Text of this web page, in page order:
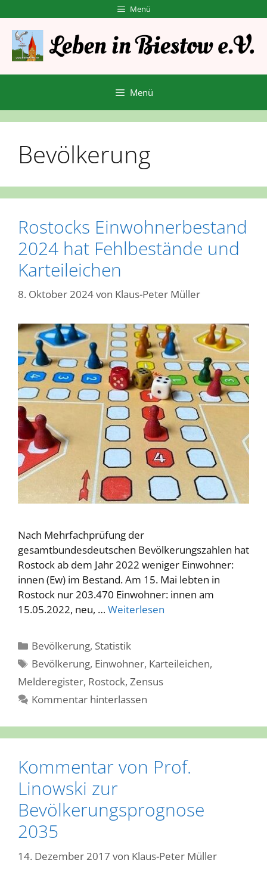
Inhalt
springen
Menü
Menü
Bevölkerung
Rostocks Einwohnerbestand
2024 hat Fehlbestände und
Karteileichen
8. Oktober 2024von Klaus-Peter Müller
Nach Mehrfachprüfung der
gesamtbundesdeutschen Bevölkerungszahlen hat
Rostock ab dem Jahr 2022 weniger Einwohner:
innen (Ew) im Bestand. Am 15. Mai lebten in
Rostock nur 203.470 Einwohner: innen am
15.05.2022, neu, … Weiterlesen
Kategorien
Bevölkerung, Statistik
Schlagwörter
Bevölkerung, Einwohner, Karteileichen,
Melderegister, Rostock, Zensus
Kommentar hinterlassen
Kommentar von Prof.
Linowski zur
Bevölkerungsprognose
2035
14. Dezember 2017 von Klaus-Peter Müller